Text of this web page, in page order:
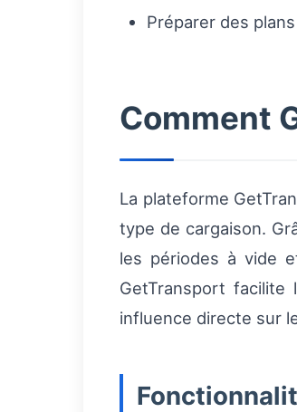
Préparer des
Comment
La plateforme
type de cargaison.
les périodes à vide
GetTransport facilite
influence directe sur